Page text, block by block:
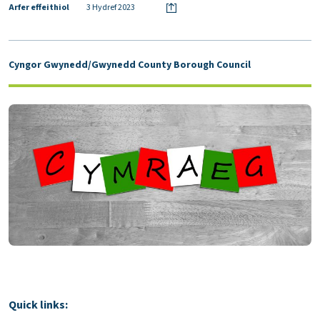
Arfer effeithiol 3 Hydref 2023
Cyngor Gwynedd/Gwynedd County Borough Council
Quick links: